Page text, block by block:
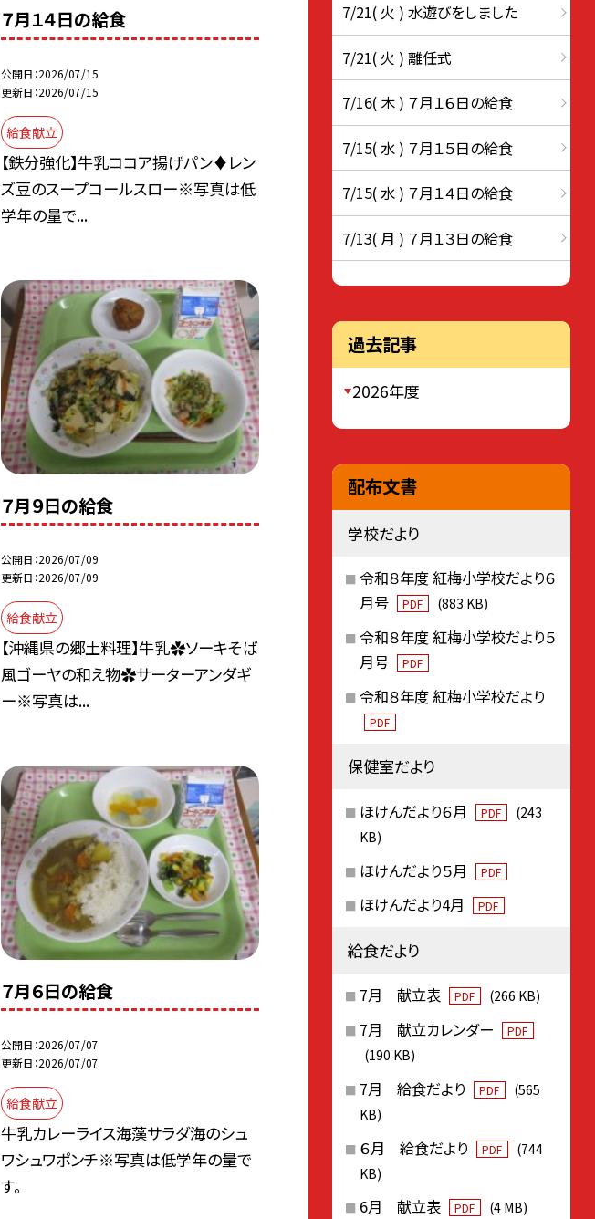
７月１４日の給食
公開日 2026/07/15
更新日 2026/07/15
給食献立
【鉄分強化】牛乳ココア揚げパン♦レン
ズ豆のスープコールスロー※写真は低
学年の量で...
７月９日の給食
公開日 2026/07/09
更新日 2026/07/09
給食献立
【沖縄県の郷土料理】牛乳✿ソーキそば
風ゴーヤの和え物✿サーターアンダギ
ー※写真は...
７月６日の給食
公開日 2026/07/07
更新日 2026/07/07
給食献立
牛乳カレーライス海藻サラダ海のシュ
ワシュワポンチ※写真は低学年の量で
す。
7/21( 火 ) 水遊びをしました
7/21( 火 ) 離任式
7/16( 木 ) ７月１６日の給食
7/15( 水 ) ７月１５日の給食
7/15( 水 ) ７月１４日の給食
7/13( 月 ) ７月１３日の給食
過去記事
2026年度
配布文書
学校だより
令和８年度 紅梅小学校だより６
月号
PDF (883 KB)
令和８年度 紅梅小学校だより５
月号
PDF
令和８年度 紅梅小学校だより
PDF
保健室だより
ほけんだより６月 PDF
(243
KB)
ほけんだより５月 PDF
ほけんだより4月 PDF
給食だより
7月 献立表 PDF (266 KB)
7月 献立カレンダー PDF
(190 KB)
7月 給食だより PDF
(565
KB)
６月 給食だより PDF
(744
KB)
6月 献立表 PDF (4 MB)